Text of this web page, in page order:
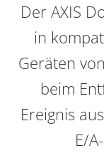
Der AXIS
in
Geräten
beim
Ereignis
E/